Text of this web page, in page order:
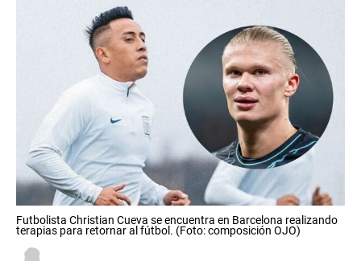
Futbolista Christian Cueva se encuentra en Barcelona realizando
terapias para retornar al fútbol. (Foto: composición OJO)